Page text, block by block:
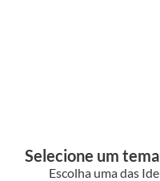
Selecione um
Escolha uma das